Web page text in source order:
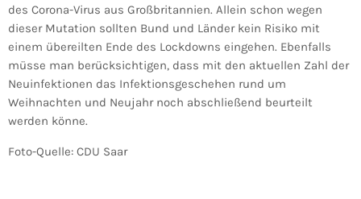
des Corona-Virus aus Großbritannien. Allein schon wegen
dieser Mutation sollten Bund und Länder kein Risiko mit
einem übereilten Ende des Lockdowns eingehen. Ebenfalls
müsse man berücksichtigen, dass mit den aktuellen Zahl der
Neuinfektionen das Infektionsgeschehen rund um
Weihnachten und Neujahr noch abschließend beurteilt
werden könne.
Foto-Quelle: CDU Saar